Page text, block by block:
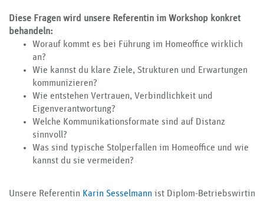
Diese Fragen wird unsere Referentin im Workshop konkret
behandeln:
Worauf kommt es bei Führung im Homeoffice wirklich
an?
Wie kannst du klare Ziele, Strukturen und Erwartungen
kommunizieren?
Wie entstehen Vertrauen, Verbindlichkeit und
Eigenverantwortung?
Welche Kommunikationsformate sind auf Distanz
sinnvoll?
Was sind typische Stolperfallen im Homeoffice und wie
kannst du sie vermeiden?
Unsere Referentin Karin Sesselmann ist Diplom-Betriebswirtin